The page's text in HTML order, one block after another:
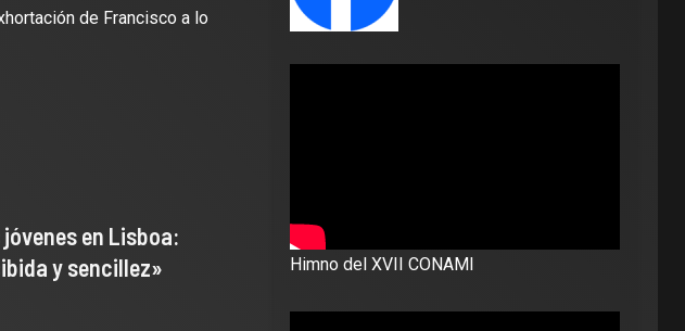
de Francisco a lo
en Lisboa:
y sencillez»
Himno del XVII CONAMI